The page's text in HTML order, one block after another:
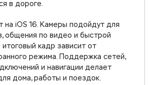
в дороге.
на iOS 16. Камеры подойдут для
общения по видео и быстрой
итоговый кадр зависит от
режима. Поддержка сетей,
и навигации делает
дома, работы и поездок.